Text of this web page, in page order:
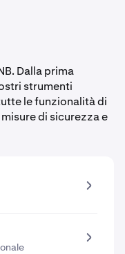
Dalla prima
strumenti
le funzionalità di
di sicurezza e